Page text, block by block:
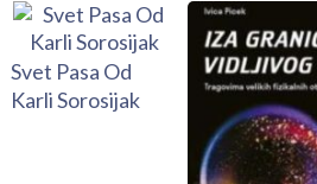
Svet Pasa Od
Karli Sorosijak